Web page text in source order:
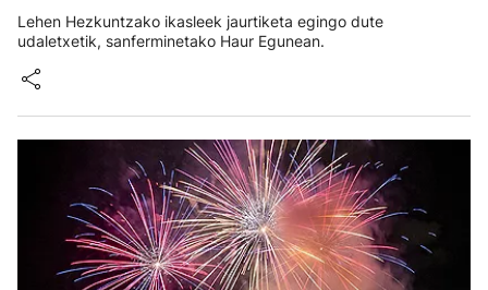
Lehen Hezkuntzako ikasleek jaurtiketa egingo dute
udaletxetik, sanferminetako Haur Egunean.